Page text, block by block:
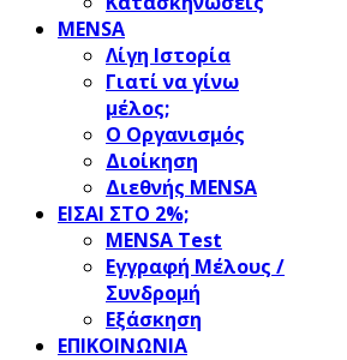
MENSA
Λίγη Ιστορία
Γιατί να γίνω
μέλος;
Ο Οργανισμός
Διοίκηση
Διεθνής MENSA
ΕΙΣΑΙ ΣΤΟ 2%;
ΜΕΝSΑ Test
Εγγραφή Μέλους /
Συνδρομή
Εξάσκηση
ΕΠΙΚΟΙΝΩΝΙΑ